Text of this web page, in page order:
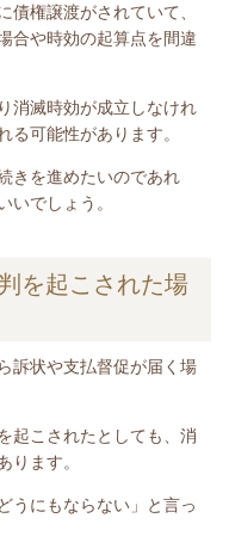
債権譲渡がされていて、
合や時効の起算点を間違
消滅時効が成立しなけれ
る可能性があります。
きを進めたいのであれ
いでしょう。
を起こされた場
訴状や支払督促が届く場
起こされたとしても、消
ります。
うにもならない」と言っ